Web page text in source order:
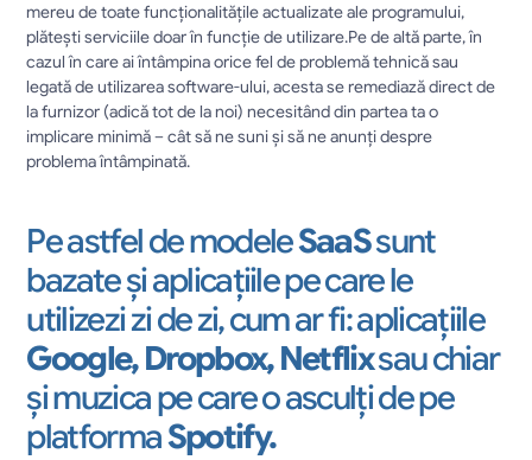
mereu de toate funcționalitățile actualizate ale programului,
plătești serviciile doar în funcție de utilizare.Pe de altă parte, în
cazul în care ai întâmpina orice fel de problemă tehnică sau
legată de utilizarea software-ului, acesta se remediază direct de
la furnizor (adică tot de la noi) necesitând din partea ta o
implicare minimă – cât să ne suni și să ne anunți despre
problema întâmpinată.
Pe astfel de modele SaaS sunt
bazate și aplicațiile pe care le
utilizezi zi de zi, cum ar fi: aplicațiile
Google, Dropbox, Netflix sau chiar
și muzica pe care o asculți de pe
platforma Spotify.